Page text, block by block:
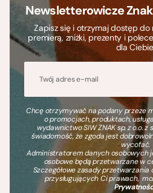
Newsletterowicze
Zapisz się i otrzymaj dostęp
premierą, zniżki, prezenty i
dla
Chcę otrzymywać na podany przeze
o promocjach, produktach,
wydawnictwo SIW ZNAK sp. z o.o. z
świadomość, że zgoda jest
wycofać.
Administratorem danych osobowych
osobowe będą przetwarzane w
Szczegółowe zasady
przysługujących Ci prawach,